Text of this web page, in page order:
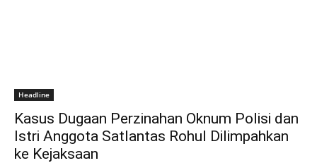
Headline
Kasus Dugaan Perzinahan Oknum Polisi dan
Istri Anggota Satlantas Rohul Dilimpahkan
ke Kejaksaan